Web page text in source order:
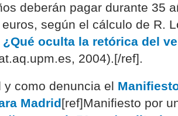
deberán pagar durante 35
según el cálculo de R.
¿Qué oculta la retórica del
2004).[/ref].
y como denuncia el
Madrid[ref]Manifiesto por